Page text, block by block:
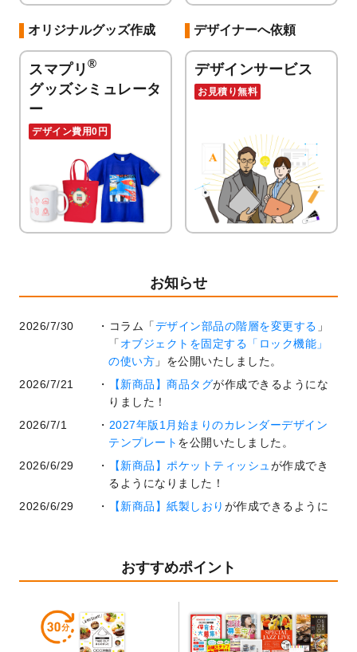
オリジナルグッズ作成
スマプリ ®
グッズシミュレータ
ー
デザイン費用0円
デザイナーへ依頼
デザインサービス
お見積り無料
お知らせ
2026/7/30 コラム「デザイン部品の階層を変更する 」
「 オブジェクトを固定する「ロック機能」
の使い方 」を公開いたしました。
2026/7/21
【新商品】商品タグが作成できるようにな
りました！
2026/7/1
2027年版1月始まりのカレンダーデザイン
テンプレート を公開いたしました。
2026/6/29
【新商品】ポケットティッシュが作成でき
るようになりました！
2026/6/29
【新商品】紙製しおり が作成できるように
業効率を上げる便利な操作方法3選！
開いたしました。
暑中見舞いのデザインテンプレート
しました。
2026/5/28
【新商品】マグネットステッカーが作成で
おすすめポイント